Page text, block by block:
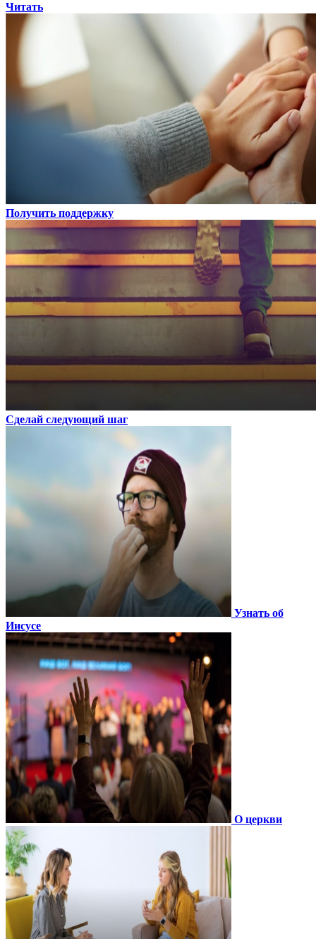
Читать
Получить поддержку
Сделай следующий шаг
Узнать об
Иисусе
О церкви